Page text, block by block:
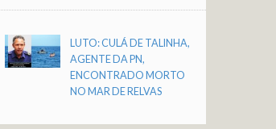
LUTO: CULÁ DE TALINHA,
AGENTE DA PN,
ENCONTRADO MORTO
NO MAR DE RELVAS